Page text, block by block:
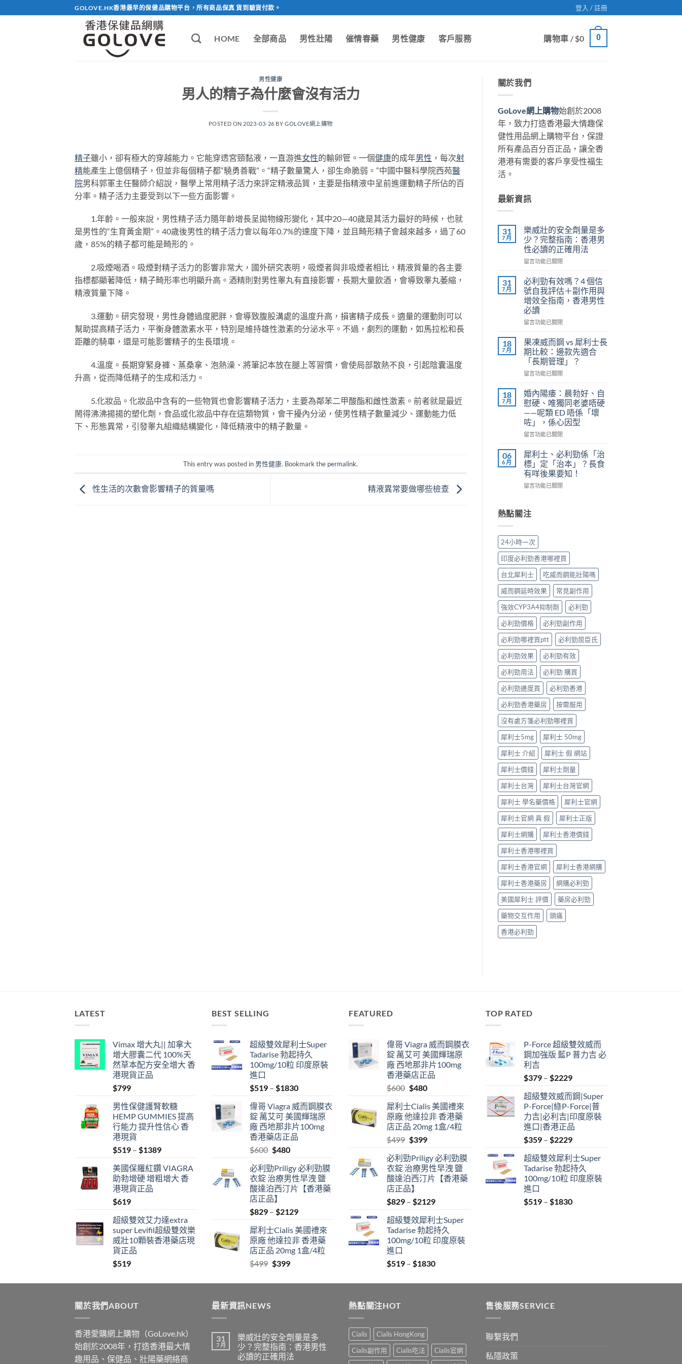
to
GOLOVE.HK香港最早的保健品購物平台，所有商品保真 貨到驗貨付款。 登入 / 註冊
HOME 全部商品 男性壯陽 催情春藥 男性健康 客戶服務 購物車 /$0 0
男性健康
男人的精子為什麼會沒有活力
POSTED ON 2023-03-26 BYGOLOVE網上購物
精子雖小，卻有極大的穿越能力。它能穿透宮頸黏液，一直游進女性的輸卵管。一個健康的成年男性 ，每次射
精能產生上億個精子，但並非每個精子都“驍勇善戰”。“精子數量驚人，卻生命脆弱。”中國中醫科學院西苑醫
院男科郭軍主任醫師介紹說，醫學上常用精子活力來評定精液品質，主要是指精液中呈前進運動精子所佔的百
分率。精子活力主要受到以下一些方面影響。
1.年齡。一般來說，男性精子活力隨年齡增長呈拋物線形變化，其中20—40歲是其活力最好的時候，也就
是男性的“生育黃金期”。40歲後男性的精子活力會以每年0.7%的速度下降，並且畸形精子會越來越多，過了60
歲，85%的精子都可能是畸形的。
2.吸煙喝酒。吸煙對精子活力的影響非常大，國外研究表明，吸煙者與非吸煙者相比，精液質量的各主要
指標都顯著降低，精子畸形率也明顯升高。酒精則對男性睾丸有直接影響，長期大量飲酒，會導致睾丸萎縮，
精液質量下降。
3.運動。研究發現，男性身體過度肥胖，會導致腹股溝處的溫度升高，損害精子成長。適量的運動則可以
幫助提高精子活力，平衡身體激素水平，特別是維持雄性激素的分泌水平。不過，劇烈的運動，如馬拉松和長
距離的騎車，還是可能影響精子的生長環境。
4.溫度。長期穿緊身褲、蒸桑拿、泡熱澡、將筆記本放在腿上等習慣，會使局部散熱不良，引起陰囊溫度
升高，從而降低精子的生成和活力。
5.化妝品。化妝品中含有的一些物質也會影響精子活力，主要為鄰苯二甲酸酯和雌性激素。前者就是最近
鬧得沸沸揚揚的塑化劑，食品或化妝品中存在這類物質，會干擾內分泌，使男性精子數量減少、運動能力低
下、形態異常，引發睾丸組織結構變化，降低精液中的精子數量。
This entry was posted in 男性健康. Bookmark the permalink.
性生活的次數會影響精子的質量嗎 精液異常要做哪些檢查
關於我們
GoLove網上購物始創於2008
年，致力打造香港最大情趣保
健性用品網上購物平台，保證
所有產品百分百正品，讓全香
港港有需要的客戶享受性福生
活。
最新資訊
31
7 月
樂威壯的安全劑量是多
少？完整指南：香港男
性必讀的正確用法
在
威
壯
的
安
全
劑
是
多
少？
整
南：
香
港
男
性
必
的
正
確
用
法〉
留言功能已關閉
31
7 月
必利勁有效嗎？4 個信
號自我評估＋副作用與
增效全指南，香港男性
必讀
在
利
勁
有
嗎？
個
信
號
我
評
＋
副
作
用
與
全
香
男
性
必
讀〉
中
留言功能已關閉
18
7 月
果凍威而鋼 vs 犀利士長
期比較：邊款先適合
「長期管理」？
在
凍
威
而
鋼
vs
犀
士
長
期
比
較：
先
適
「長
管
理」？〉
中
留言功能已關閉
18
7 月
婚內陽痿：晨勃好、自
慰硬、唯獨同老婆唔硬
——呢類 ED 唔係「壞
咗」，係心因型
在
內
陽
痿：
晨
勃
慰
獨
老
婆
唔
硬
——
呢
類
ED
唔
係
「壞
咗」，
係
心
因
型〉
中
留言功能已關閉
06
6 月
犀利士、必利勁係「治
標」定「治本」？長食
有咩後果要知！
在
士、
必
勁
「治
標」
定
「治
本」？
長
食
有
咩
後
果
要
知！〉
中
留言功能已關閉
熱點關注
24小時一次
印度必利勁香港哪裡買
台北犀利士
吃威而鋼能壯陽嗎
威而鋼延時效果
常見副作用
強效CYP3A4抑制劑
必利勁
必利勁價格
必利勁副作用
必利勁哪裡買ptt
必利勁屈臣氏
必利勁效果
必利勁有效
必利勁用法
必利勁 購買
必利勁邊度買
必利勁香港
必利勁香港藥房
按需服用
沒有處方箋必利勁哪裡買
犀利士5mg
犀利士 50mg
犀利士 介紹
犀利士 假 網站
犀利士價錢
犀利士劑量
犀利士台灣
犀利士台灣官網
犀利士 學名藥價格
犀利士官網
犀利士官網 真 假
犀利士正版
犀利士網購
犀利士香港價錢
犀利士香港哪裡買
犀利士香港官網
犀利士香港網購
犀利士香港藥房
網購必利勁
美國犀利士 評價
藥房必利勁
藥物交互作用
頭痛
香港必利勁
LATEST
Vimax 增大丸|| 加拿大
增大膠囊二代 100%天
然草本配方安全增大 香
港現貨正品
$799
男性保健護腎軟糖
HEMP GUMMIES 提高
行能力 提升性信心 香
港現貨
$519 – $1389Price
$519
through
美國保羅紅鑽 VIAGRA
助勃增硬 增粗增大 香
港現貨正品
$619
超級雙效艾力達extra
super Levifil超級雙效樂
威壯10顆裝香港藥店現
貨正品
$519
BEST SELLING
超級雙效犀利士Super
Tadarise 勃起持久
100mg/10粒 印度原裝
進口
$519 – $1830Price
$519
through
$1830
偉哥 Viagra 威而鋼膜衣
錠 萬艾可 美國輝瑞原
廠 西地那非片100mg
香港藥店正品
$600 Original
was:
$600.
$480Current
is:
$480.
必利勁Priligy 必利勁膜
衣錠 治療男性早洩 鹽
酸達泊西汀片【香港藥
店正品】
$829 – $2129Price
$829
through
$2129
犀利士Cialis 美國禮來
原廠 他達拉非 香港藥
店正品 20mg 1盒/4粒
$499 Original
was:
$399Current
is:
FEATURED
偉哥 Viagra 威而鋼膜衣
錠 萬艾可 美國輝瑞原
廠 西地那非片100mg
香港藥店正品
$600 Original
was:
$600.
$480Current
is:
$480.
犀利士Cialis 美國禮來
原廠 他達拉非 香港藥
店正品 20mg 1盒/4粒
$499 Original
was:
$499.
$399Current
is:
$399.
必利勁Priligy 必利勁膜
衣錠 治療男性早洩 鹽
酸達泊西汀片【香港藥
店正品】
$829 – $2129Price
$829
through
$2129
超級雙效犀利士Super
Tadarise 勃起持久
100mg/10粒 印度原裝
進口
$519 – $1830Price
$519
TOP RATED
P-Force 超級雙效威而
鋼加強版 藍P 普力吉 必
利吉
$379 – $2229Price
$379
through
$2229
超級雙效威而鋼|Super
P-Force|綠P-Force|普
力吉|必利吉|印度原裝
進口|香港正品
$359 – $2229Price
$359
through
$2229
超級雙效犀利士Super
Tadarise 勃起持久
100mg/10粒 印度原裝
進口
$519 – $1830Price
關於我們ABOUT
香港愛購網上購物（GoLove.hk）
始創於2008年，打造香港最大情
趣用品、保健品、壯陽藥網絡商
最新資訊NEWS
31
7 月
樂威壯的安全劑量是多
少？完整指南：香港男性
必讀的正確用法
熱點關注HOT
Cialis
Cialis HongKong
Cialis副作用
Cialis吃法
Cialis官網
售後服務SERVICE
聯繫我們
私隱政策